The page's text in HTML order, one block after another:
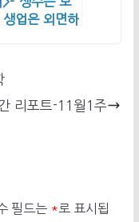
업은 외면하
리포트-11월1주
필드는 *로 표시됩